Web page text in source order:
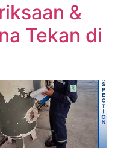
&
Tekan di